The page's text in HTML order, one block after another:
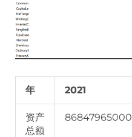
年 2021
资产
总额
86847965000